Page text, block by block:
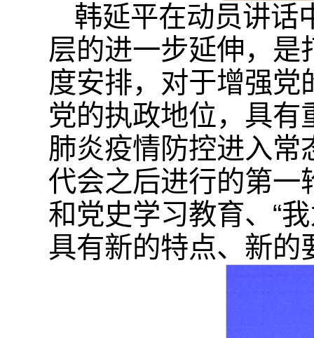
韩延平在动员讲话
层的进一步延伸，是
度安排，对于增强
党的执政地位，具
肺炎疫情防控进入常
代会之后进行的第一
和党史学习教育、“
具有新的特点、新的